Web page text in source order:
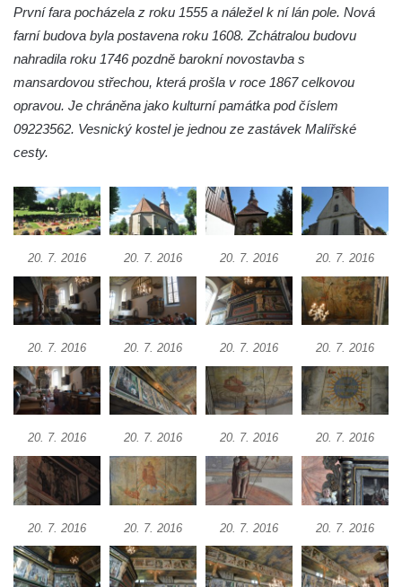
Kostel svatého Františka z Assisi v Tanvaldu
Kaple svaté Alžběty Durynské v Dolních
Křečanech
Márnice nového hřbitova ve Starých
Kostel Nalezení svatého Kříže v Dubé
Kostel Nanebevzetí Panny Marie v
Úněticích
Kostel svatého Klementa v Levém Hradci
Kostel Wang (Karpacz – Bierutowice,
Skalní kaple Nejsvětější Trojice u Česká
Kamenice
Kostel svatého Vendelína v Perštejně
Kostel Nejsvětější Trojice v Klášterci nad
Ohří
Evangelická modlitebna u autobusového
Hřbitovní kaple ve Velkém Šenově
Kaple svaté Apolónie v Cítolibech
První fara pocházela z roku 1555 a náležel k ní lán pole. Nová
farní budova byla postavena roku 1608. Zchátralou budovu
nahradila roku 1746 pozdně barokní novostavba s
mansardovou střechou, která prošla v roce 1867 celkovou
opravou. Je chráněna jako kulturní památka pod číslem
09223562. Vesnický kostel je jednou ze zastávek Malířské
cesty.
20. 7. 2016 20. 7. 2016 20. 7. 2016 20. 7. 2016
20. 7. 2016 20. 7. 2016 20. 7. 2016 20. 7. 2016
20. 7. 2016 20. 7. 2016 20. 7. 2016 20. 7. 2016
20. 7. 2016 20. 7. 2016 20. 7. 2016 20. 7. 2016